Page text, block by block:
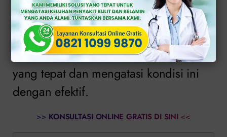
Memahami tentang proses
penyembuhan terjadi sangat penting
untuk memastikan mendapat perawatan
yang tepat dan mengatasi kondisi ini
dengan efektif.
>> KONSULTASI ONLINE GRATIS DI SINI <<